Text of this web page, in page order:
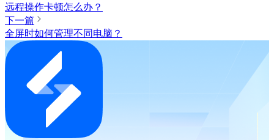
远程操作卡顿怎么办？
下一篇
全屏时如何管理不同电脑？